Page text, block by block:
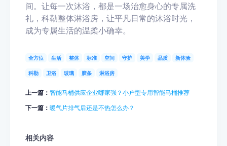
间。让每一次沐浴，都是一场治愈身心的专属洗
礼，科勒整体淋浴房，让平凡日常的沐浴时光，
成为专属生活的温柔小确幸。
全方位 生活 整体 标准 空间 守护 美学 品质 新体验
科勒 卫浴 玻璃 胶条 淋浴房
上一篇： 智能马桶供应企业哪家强？小户型专用智能马桶推荐
下一篇： 暖气片排气后还是不热怎么办？
相关内容